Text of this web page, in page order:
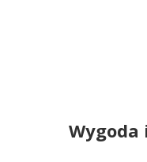
Wygoda